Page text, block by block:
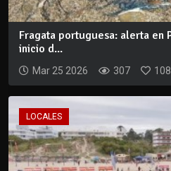
Fragata portuguesa: alerta en
inicio d...
Mar 25 2026 307 108
LOCALES